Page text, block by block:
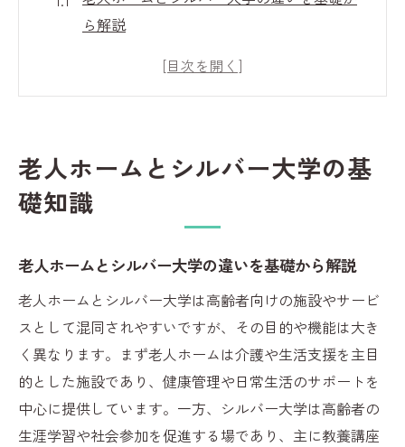
ら解説
老人ホームの役割とシルバー大学の特徴を
シルバー大学と老人ホームの目的を比べて
みよう
老人ホーム選びに役立つ知識と学び直しの
視点
老人ホームだけでない学び直しの選択肢を
探る
シルバー大学で広がるシニアの新しい学び
方
老人ホームとシルバー大学の活用方法を考
老人ホームとシルバー大学の基
礎知識
老人ホームとシルバー大学の違いを基礎から解説
老人ホームとシルバー大学は高齢者向けの施設やサービ
スとして混同されやすいですが、その目的や機能は大き
く異なります。まず老人ホームは介護や生活支援を主目
的とした施設であり、健康管理や日常生活のサポートを
中心に提供しています。一方、シルバー大学は高齢者の
生涯学習や社会参加を促進する場であり、主に教養講座